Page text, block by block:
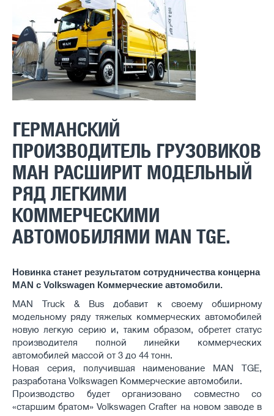
ГЕРМАНСКИЙ
ПРОИЗВОДИТЕЛЬ ГРУЗОВИКОВ
МАН РАСШИРИТ МОДЕЛЬНЫЙ
РЯД ЛЕГКИМИ
КОММЕРЧЕСКИМИ
АВТОМОБИЛЯМИ MAN TGE.
Новинка станет результатом сотрудничества концерна
MAN с Volkswagen Коммерческие автомобили.
MAN Truck & Bus добавит к своему обширному
модельному ряду тяжелых коммерческих автомобилей
новую легкую серию и, таким образом, обретет статус
производителя полной линейки коммерческих
автомобилей массой от 3 до 44 тонн.
Новая серия, получившая наименование MAN TGE,
разработана Volkswagen Коммерческие автомобили.
Производство будет организовано совместно со
«старшим братом» Volkswagen Crafter на новом заводе в